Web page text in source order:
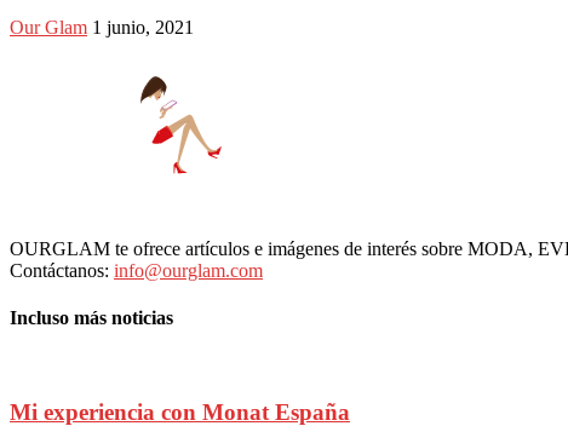
Our Glam 1 junio, 2021
OURGLAM te ofrece artículos e imágenes de interés sobre MODA,
Contáctanos: info@ourglam.com
Incluso más noticias
Mi experiencia con Monat España